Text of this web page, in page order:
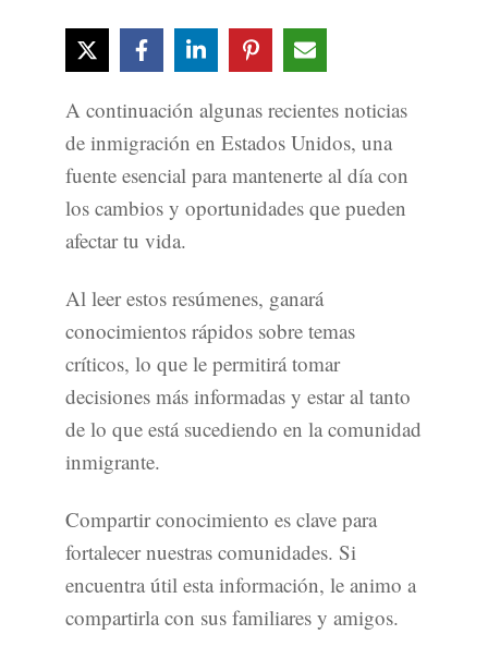
A continuación algunas recientes noticias
de inmigración en Estados Unidos, una
fuente esencial para mantenerte al día con
los cambios y oportunidades que pueden
afectar tu vida.
Al leer estos resúmenes, ganará
conocimientos rápidos sobre temas
críticos, lo que le permitirá tomar
decisiones más informadas y estar al tanto
de lo que está sucediendo en la comunidad
inmigrante.
Compartir conocimiento es clave para
fortalecer nuestras comunidades. Si
encuentra útil esta información, le animo a
compartirla con sus familiares y amigos.